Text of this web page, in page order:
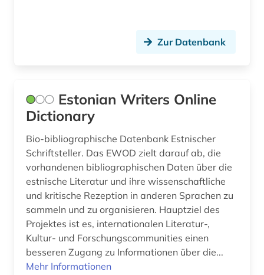
umweltschutz (2)
ungarn (1)
usa (1)
verhalten (1)
versuchsplanung (1)
verzeichnis (1)
weltliteratur (1)
Zur Datenbank
Estonian Writers Online
Dictionary
Bio-bibliographische Datenbank Estnischer
Schriftsteller. Das EWOD zielt darauf ab, die
vorhandenen bibliographischen Daten über die
estnische Literatur und ihre wissenschaftliche
und kritische Rezeption in anderen Sprachen zu
sammeln und zu organisieren. Hauptziel des
Projektes ist es, internationalen Literatur-,
Kultur- und Forschungscommunities einen
besseren Zugang zu Informationen über die...
Mehr Informationen